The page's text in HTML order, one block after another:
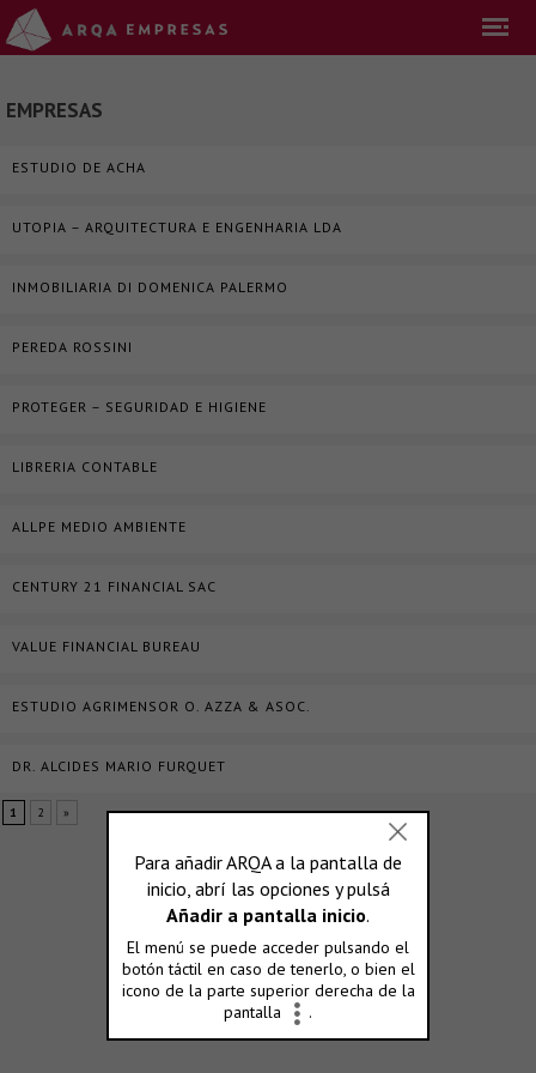
EMPRESAS
ESTUDIO DE ACHA
UTOPIA – ARQUITECTURA E ENGENHARIA LDA
INMOBILIARIA DI DOMENICA PALERMO
PEREDA ROSSINI
PROTEGER – SEGURIDAD E HIGIENE
LIBRERIA CONTABLE
ALLPE MEDIO AMBIENTE
CENTURY 21 FINANCIAL SAC
VALUE FINANCIAL BUREAU
ESTUDIO AGRIMENSOR O. AZZA & ASOC.
DR. ALCIDES MARIO FURQUET
1 2 »